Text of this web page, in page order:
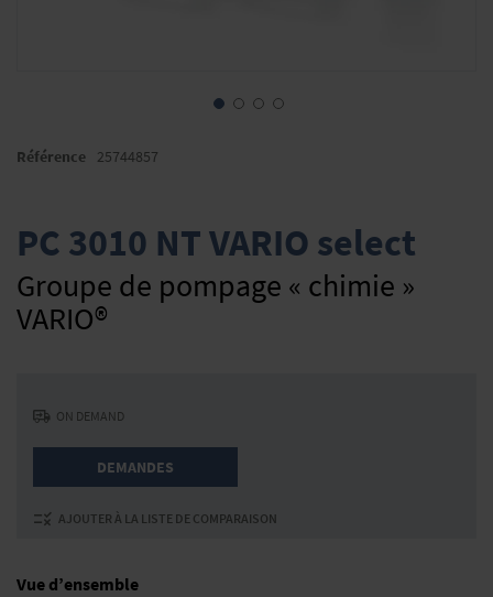
to
the
images
gallery
PC 3010 NT VARIO select
Groupe de pompage « chimie »
VARIO®
Vue d’ensemble
Référence 25744857
ON DEMAND
DEMANDES
AJOUTER À LA LISTE DE COMPARAISON